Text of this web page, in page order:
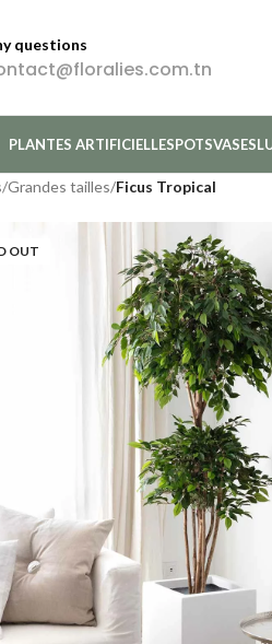
questions
PLANTES ARTIFICIELLESPOTSVASES
/Grandes tailles/Ficus Tropical
OUT